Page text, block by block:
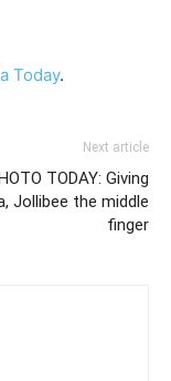
Today.
Next article
TODAY: Giving
Jollibee the middle
finger